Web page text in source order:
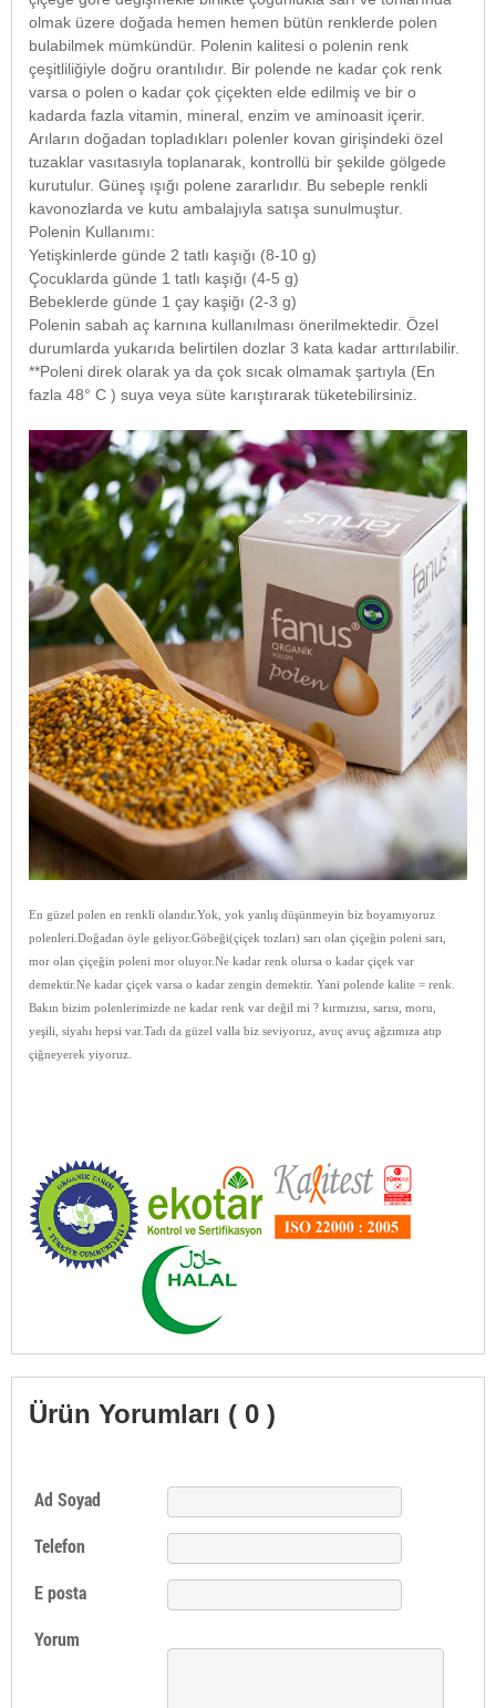
olmak üzere doğada hemen hemen bütün renklerde polen
bulabilmek mümkündür. Polenin kalitesi o polenin renk
çeşitliliğiyle doğru orantılıdır. Bir polende ne kadar çok renk
varsa o polen o kadar çok çiçekten elde edilmiş ve bir o
kadarda fazla vitamin, mineral, enzim ve aminoasit içerir.
Arıların doğadan topladıkları polenler kovan girişindeki özel
tuzaklar vasıtasıyla toplanarak, kontrollü bir şekilde gölgede
kurutulur. Güneş ışığı polene zararlıdır. Bu sebeple renkli
kavonozlarda ve kutu ambalajıyla satışa sunulmuştur.
Polenin Kullanımı:
Yetişkinlerde günde 2 tatlı kaşığı (8-10 g)
Çocuklarda günde 1 tatlı kaşığı (4-5 g)
Bebeklerde günde 1 çay kaşiğı (2-3 g)
Polenin sabah aç karnına kullanılması önerilmektedir. Özel
durumlarda yukarıda belirtilen dozlar 3 kata kadar arttırılabilir.
**Poleni direk olarak ya da çok sıcak olmamak şartıyla (En
fazla 48° C ) suya veya süte karıştırarak tüketebilirsiniz.
En güzel polen en renkli olandır.Yok, yok yanlış düşünmeyin biz boyamıyoruz
polenleri.Doğadan öyle geliyor.Göbeği(çiçek tozları) sarı olan çiçeğin poleni sarı,
mor olan çiçeğin poleni mor oluyor.Ne kadar renk olursa o kadar çiçek var
demektir.Ne kadar çiçek varsa o kadar zengin demektir. Yani polende kalite = renk.
Bakın bizim polenlerimizde ne kadar renk var değil mi ? kırmızısı, sarısı, moru,
yeşili, siyahı hepsi var.Tadı da güzel valla biz seviyoruz, avuç avuç ağzımıza atıp
çiğneyerek yiyoruz.
Ürün Yorumları ( 0 )
Ad Soyad
Telefon
E posta
Yorum